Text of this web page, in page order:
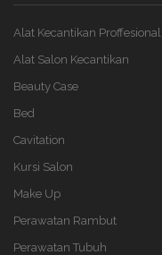
Alat Kecantikan Proffesional
Alat Salon Kecantikan
Beauty Case
Bed
Cavitation
Kursi Salon
Make Up
Perawatan Rambut
Perawatan Tubuh